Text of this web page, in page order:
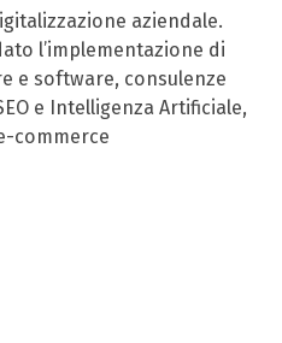
aziendale.
l’implementazione di
e software, consulenze
e Intelligenza Artificiale,
commerce